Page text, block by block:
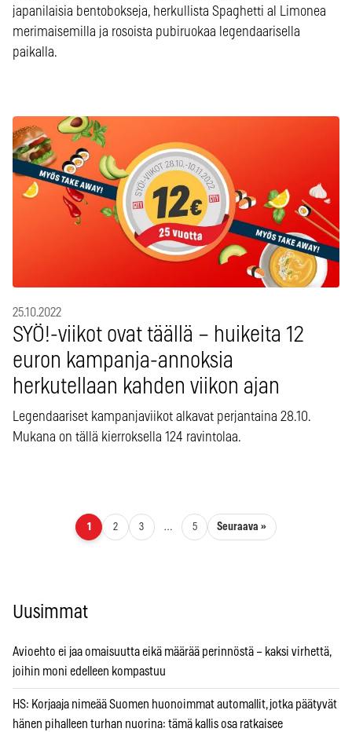
japanilaisia bentobokseja, herkullista Spaghetti al Limonea
merimaisemilla ja rosoista pubiruokaa legendaarisella
paikalla.
25.10.2022
SYÖ!-viikot ovat täällä – huikeita 12
euron kampanja-annoksia
herkutellaan kahden viikon ajan
Legendaariset kampanjaviikot alkavat perjantaina 28.10.
Mukana on tällä kierroksella 124 ravintolaa.
Artikkelien sivutus
1 2 3 … 5 Seuraava »
Uusimmat
Avioehto ei jaa omaisuutta eikä määrää perinnöstä – kaksi virhettä,
joihin moni edelleen kompastuu
HS: Korjaaja nimeää Suomen huonoimmat automallit, jotka päätyvät
hänen pihalleen turhan nuorina: tämä kallis osa ratkaisee